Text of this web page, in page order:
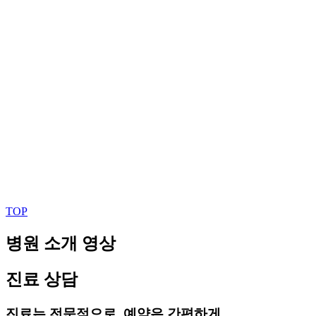
TOP
병원 소개 영상
진료 상담